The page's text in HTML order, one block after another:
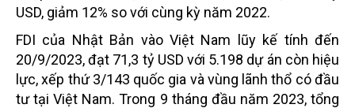
USD, giảm 12% so với cùng kỳ năm 2022.
FDI của Nhật Bản vào Việt Nam lũy kế tính đến
20/9/2023, đạt 71,3 tỷ USD với 5.198 dự án còn hiệu
lực, xếp thứ 3/143 quốc gia và vùng lãnh thổ có đầu
tư tại Việt Nam. Trong 9 tháng đầu năm 2023, tổng